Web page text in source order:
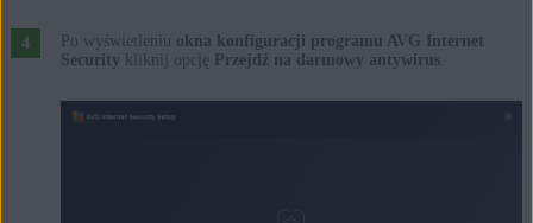
Po wyświetleniu okna konfiguracji programu AVG Internet
Security kliknij opcję Przejdź na darmowy antywirus.